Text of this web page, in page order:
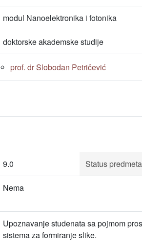
modul Nanoelektronika i fotonika
doktorske akademske studije
prof. dr Slobodan Petričević
9.0 Status predmeta
Nema
Upoznavanje studenata sa pojmom
sistema za formiranje slike.